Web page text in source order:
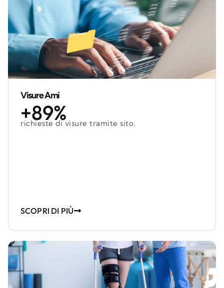
Visure Ami
+89%
richieste di visure tramite sito.
SCOPRI DI PIÙ